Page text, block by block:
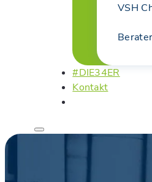
VSH
#DIE34ER
Kontakt